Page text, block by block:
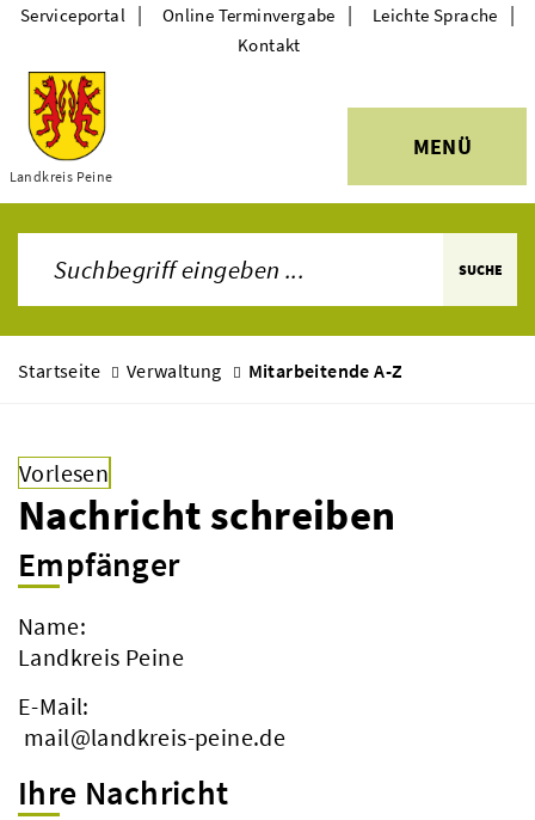
Themen
Landkreis Peine
MENÜ
Serviceportal | Online Terminvergabe | Leichte Sprache |
Kontakt
SUCHE
Startseite Verwaltung Mitarbeitende A-Z
Vorlesen
Nachricht schreiben
Empfänger
Name:
Landkreis Peine
E-Mail:
mail@landkreis-peine.de
Ihre Nachricht